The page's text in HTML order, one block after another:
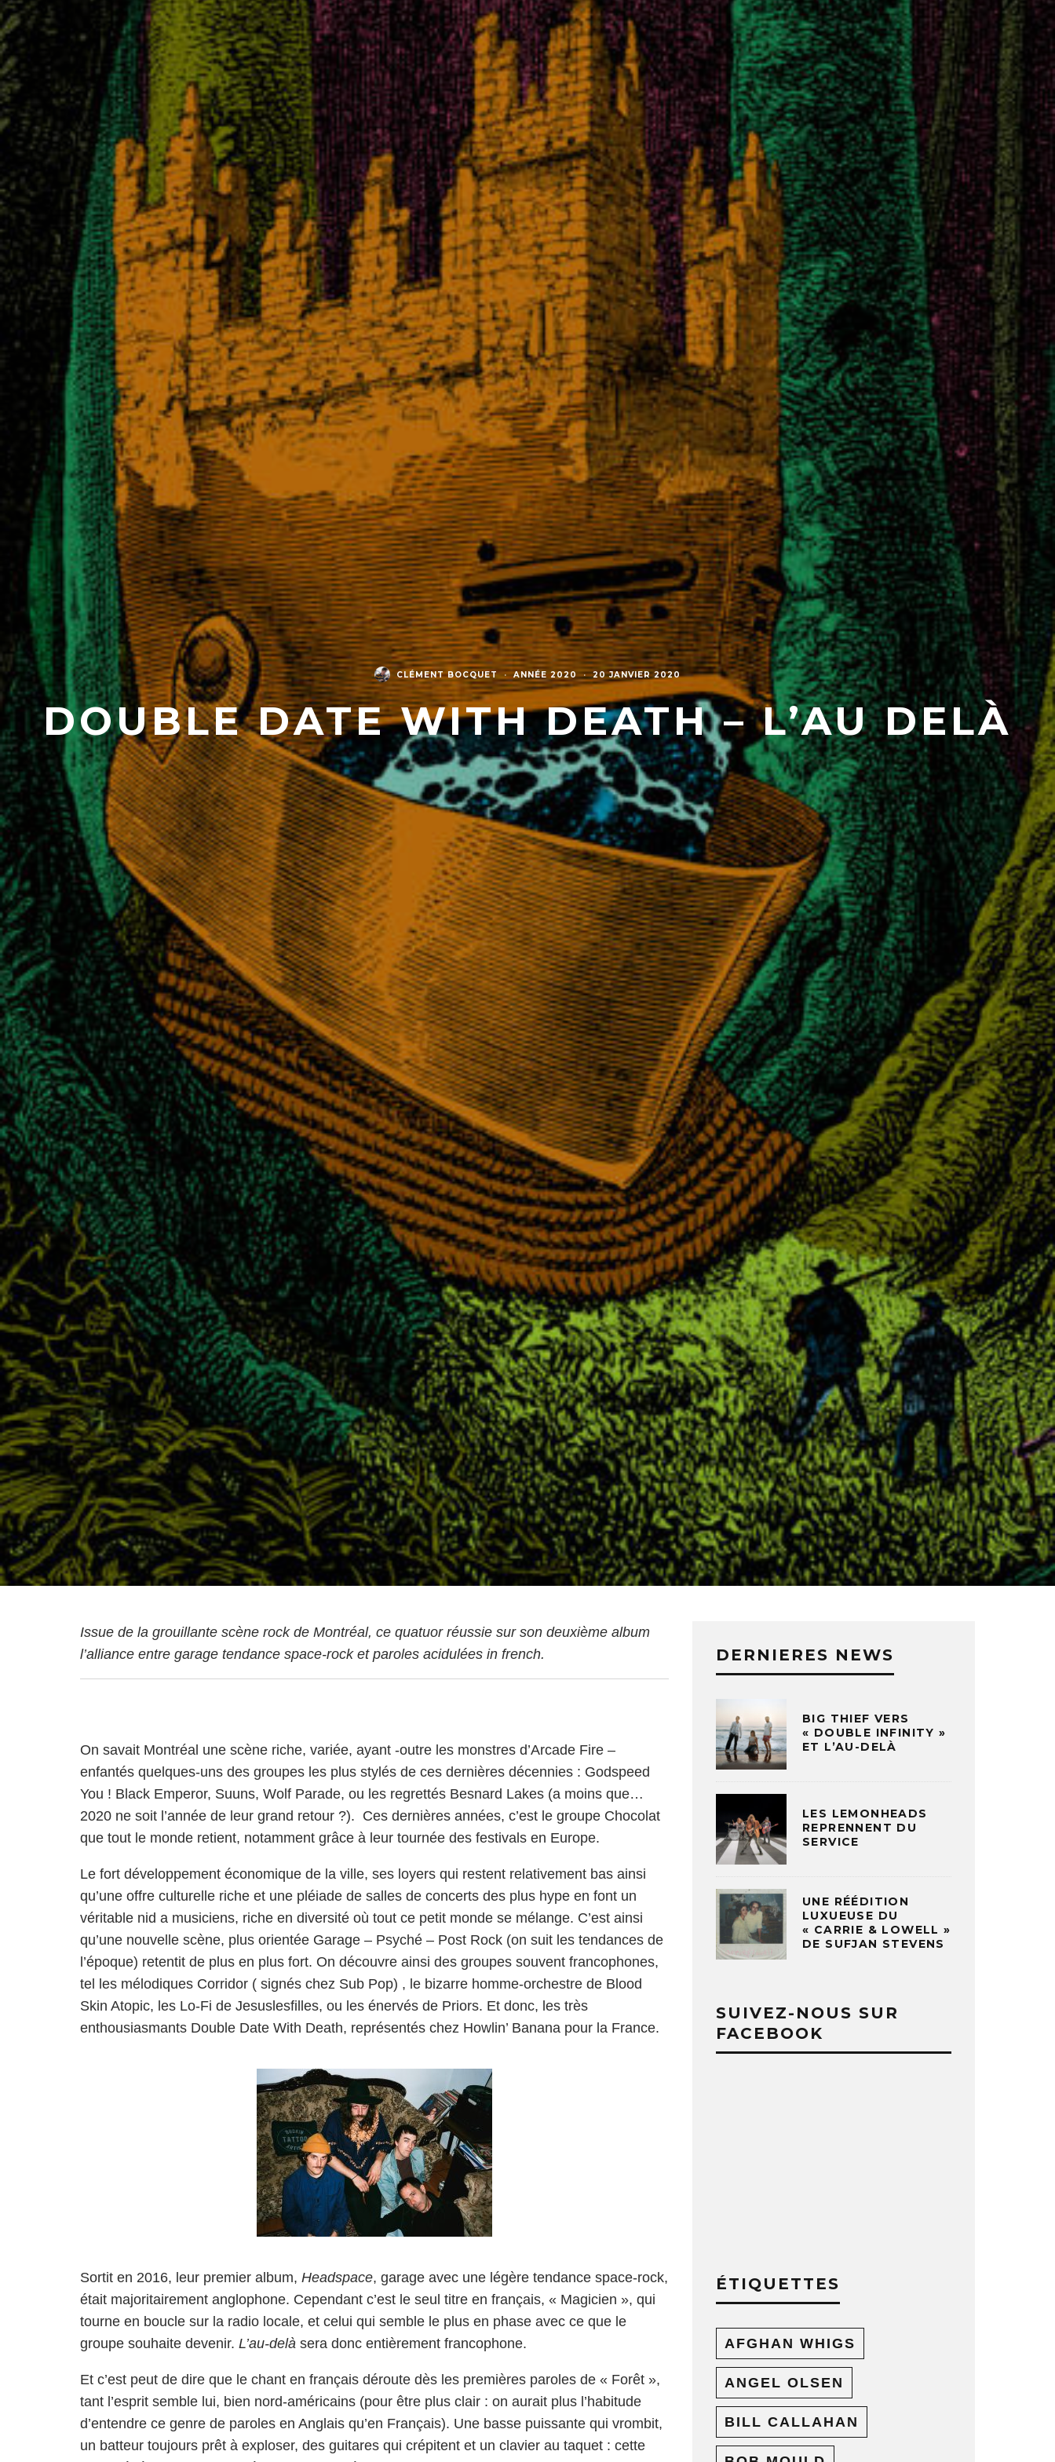
CLÉMENT BOCQUET · ANNÉE 2020 · 20 JANVIER 2020
DOUBLE DATE WITH DEATH – L’AU DELÀ
Issue de la grouillante scène rock de Montréal, ce quatuor réussie sur son deuxième album
l’alliance entre garage tendance space-rock et paroles acidulées in french.
On savait Montréal une scène riche, variée, ayant -outre les monstres d’Arcade Fire –
enfantés quelques-uns des groupes les plus stylés de ces dernières décennies : Godspeed
You ! Black Emperor, Suuns, Wolf Parade, ou les regrettés Besnard Lakes (a moins que…
2020 ne soit l’année de leur grand retour ?). Ces dernières années, c’est le groupe Chocolat
que tout le monde retient, notamment grâce à leur tournée des festivals en Europe.
Le fort développement économique de la ville, ses loyers qui restent relativement bas ainsi
qu’une offre culturelle riche et une pléiade de salles de concerts des plus hype en font un
véritable nid a musiciens, riche en diversité où tout ce petit monde se mélange. C’est ainsi
qu’une nouvelle scène, plus orientée Garage – Psyché – Post Rock (on suit les tendances de
l’époque) retentit de plus en plus fort. On découvre ainsi des groupes souvent francophones,
tel les mélodiques Corridor ( signés chez Sub Pop) , le bizarre homme-orchestre de Blood
Skin Atopic, les Lo-Fi de Jesuslesfilles, ou les énervés de Priors. Et donc, les très
enthousiasmants Double Date With Death, représentés chez Howlin’ Banana pour la France.
Sortit en 2016, leur premier album, Headspace, garage avec une légère tendance space-rock,
était majoritairement anglophone. Cependant c’est le seul titre en français, « Magicien », qui
tourne en boucle sur la radio locale, et celui qui semble le plus en phase avec ce que le
groupe souhaite devenir. L’au-delà sera donc entièrement francophone.
Et c’est peut de dire que le chant en français déroute dès les premières paroles de « Forêt »,
tant l’esprit semble lui, bien nord-américains (pour être plus clair : on aurait plus l’habitude
d’entendre ce genre de paroles en Anglais qu’en Français). Une basse puissante qui vrombit,
un batteur toujours prêt à exploser, des guitares qui crépitent et un clavier au taquet : cette
DERNIERES NEWS
BIG THIEF VERS
« DOUBLE INFINITY »
ET L’AU-DELÀ
LES LEMONHEADS
REPRENNENT DU
SERVICE
UNE RÉÉDITION
LUXUEUSE DU
« CARRIE & LOWELL »
DE SUFJAN STEVENS
SUIVEZ-NOUS SUR
FACEBOOK
ÉTIQUETTES
AFGHAN WHIGS
ANGEL OLSEN
BILL CALLAHAN